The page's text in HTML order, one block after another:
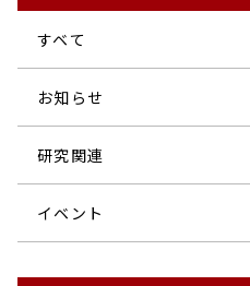
すベて
お知らせ
研究関連
イベント